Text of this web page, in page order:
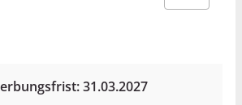
31.03.2027